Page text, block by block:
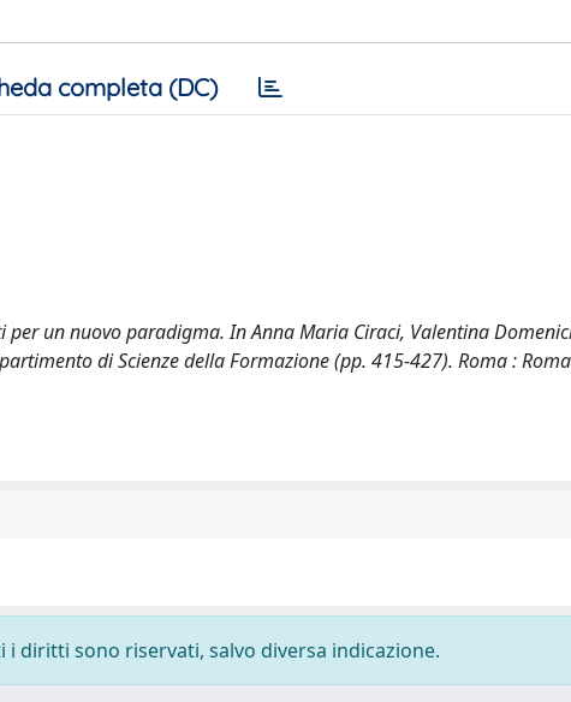
completa (DC)
un nuovo paradigma. In Anna Maria Ciraci, Valentina
di Scienze della Formazione (pp. 415-427). Roma : Roma
diritti sono riservati, salvo diversa indicazione.